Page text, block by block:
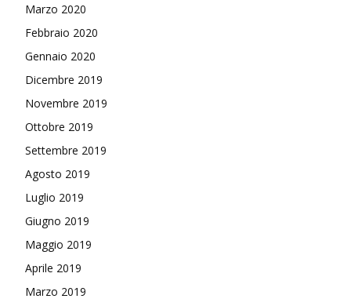
Marzo 2020
Febbraio 2020
Gennaio 2020
Dicembre 2019
Novembre 2019
Ottobre 2019
Settembre 2019
Agosto 2019
Luglio 2019
Giugno 2019
Maggio 2019
Aprile 2019
Marzo 2019